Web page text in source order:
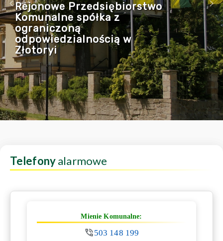
Rejonowe Przedsiębiorstwo
Komunalne spółka z
ograniczoną
odpowiedzialnością w
Złotoryi
Telefonyalarmowe
Mienie Komunalne:
503 148 199